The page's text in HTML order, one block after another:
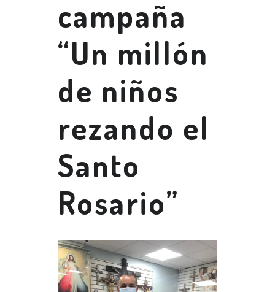
campaña
“Un millón
de niños
rezando el
Santo
Rosario”